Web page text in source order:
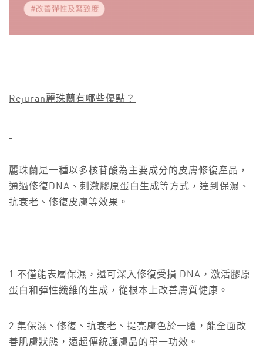
Rejuran麗珠蘭有哪些優點？
麗珠蘭是一種以多核苷酸為主要成分的皮膚修復產品，
通過修復DNA、刺激膠原蛋白生成等方式，達到保濕、
抗衰老、修復皮膚等效果。
1.不僅能表層保濕，還可深入修復受損 DNA，激活膠原
蛋白和彈性纖維的生成，從根本上改善膚質健康。
2.集保濕、修復、抗衰老、提亮膚色於一體，能全面改
善肌膚狀態，遠超傳統護膚品的單一功效。